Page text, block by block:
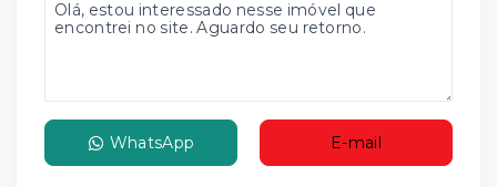
WhatsApp E-mail